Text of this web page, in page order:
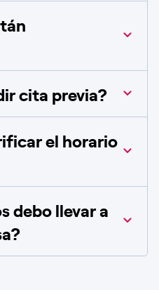
cita previa?
el horario
debo llevar a